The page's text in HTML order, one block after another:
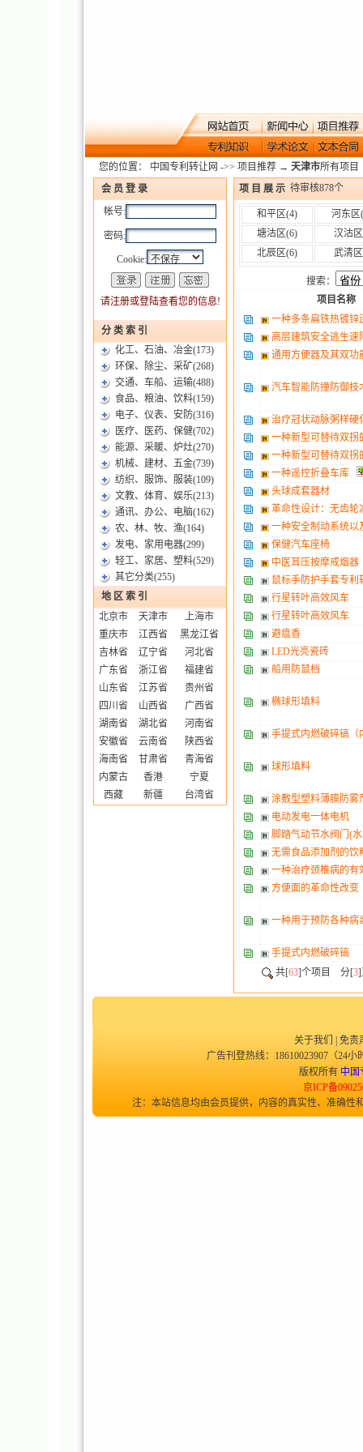
您的位置： 中国专利转让网 ->> 项目推荐 → 天津市所有项目
会 员 登 录
帐号:
密码:
Cookie:
请注册或登陆查看您的信息!
分 类 索 引
化工、石油、冶金(173)
环保、除尘、采矿(268)
交通、车船、运输(488)
食品、粮油、饮料(159)
电子、仪表、安防(316)
医疗、医药、保健(702)
能源、采暖、炉灶(270)
机械、建材、五金(739)
纺织、服饰、服装(109)
文教、体育、娱乐(213)
通讯、办公、电脑(162)
农、林、牧、渔(164)
发电、家用电器(299)
轻工、家居、塑料(529)
其它分类(255)
地 区 索 引
北京市
天津市
上海市
重庆市
江西省
黑龙江省
吉林省
辽宁省
河北省
广东省
浙江省
福建省
山东省
江苏省
贵州省
四川省
山西省
广西省
湖南省
湖北省
河南省
安徽省
云南省
陕西省
海南省
甘肃省
青海省
内蒙古
香港
宁夏
西藏
新疆 台湾省
项 目 展 示 待审核878个
和平区(4) 河东区
塘沽区(6)
汉沽区
北辰区(6) 武清区
搜索：
项目名称
一种多条扁铁热镀锌
高层建筑安全逃生速
通用方便器及其双功
汽车智能防撞防御技
治疗冠状动脉粥样
一种新型可替待双拐
一种新型可替待双拐
一种遥控折叠车库
头球成套器材
革命性设计：无齿轮
一种安全制动系统
保健汽车座椅
中医耳压按摩戒烟器
鼠标手防护手套专利
行星转叶高效风车
行星转叶高效风车
避瘟香
LED光亮瓷砖
船用防鼠档
椭球形填料
手提式内燃破碎镐
球形填料
涂敷型塑料薄膜防雾
电动发电一体电机
脚踏气动节水阀门(
无需食品添加剂的饮
一种治疗颈椎病的有
方便面的革命性改变
一种用于预防各种
手提式内燃破碎镐
共[63]个项目 分[3]
关于我们
免责
广告刊登热线：18610023907（24
版权所有 中国
京ICP备
注：本站信息均由会员提供，内容的真实性、准确性